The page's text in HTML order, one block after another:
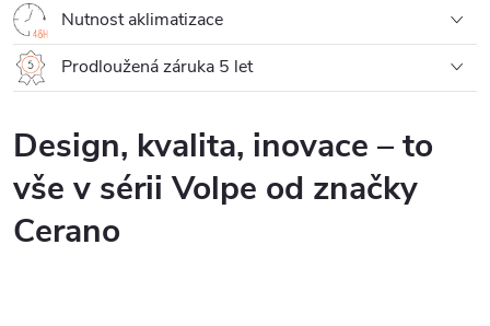
Nutnost aklimatizace
Prodloužená záruka 5 let
Design, kvalita, inovace – to
vše v sérii Volpe od značky
Cerano